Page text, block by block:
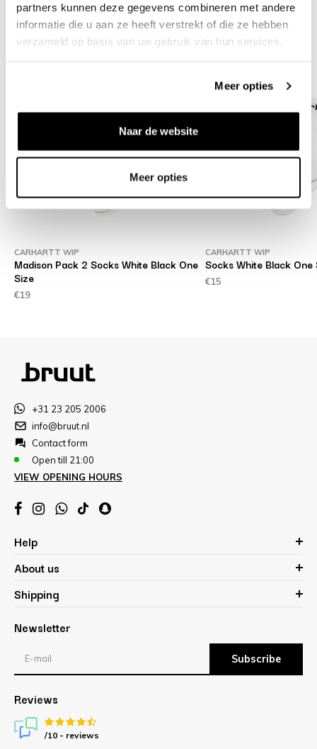
partners kunnen deze gegevens combineren met andere
informatie die u aan ze heeft verstrekt of die ze hebben
verzameld op basis van uw gebruik van hun services.
Meer opties
Naar de website
Meer opties
Related products
CARHARTT WIP
Madison Pack 2 Socks White Black One
Size
€19
CARHARTT WIP
Socks White Black One
€15
+31 23 205 2006
info@bruut.nl
Contact form
Open till 21:00
VIEW OPENING HOURS
Help
About us
Shipping
Newsletter
Subscribe
Reviews
/10 - reviews